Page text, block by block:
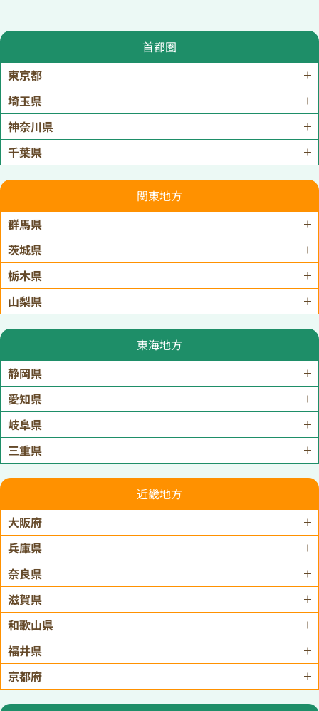
首都圏
東京都
埼玉県
神奈川県
千葉県
関東地方
群馬県
茨城県
栃木県
山梨県
東海地方
静岡県
愛知県
岐阜県
三重県
近畿地方
大阪府
兵庫県
奈良県
滋賀県
和歌山県
福井県
京都府